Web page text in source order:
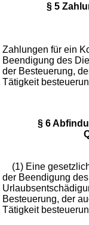
§ 5
Zahlungen für ein
Beendigung des
der Besteuerung,
Tätigkeit
§ 6
(1) Eine
der Beendigung
Besteuerung, der
Tätigkeit